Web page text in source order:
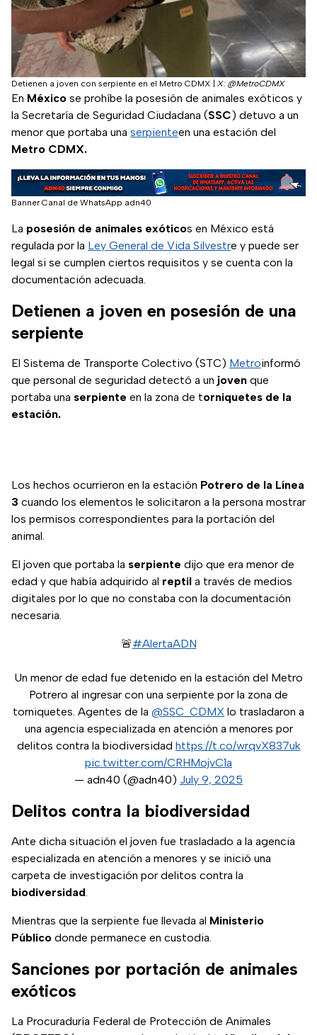
Detienen a joven con serpiente en el Metro CDMX X: @MetroCDMX
En México se prohíbe la posesión de animales exóticos y
la Secretaría de Seguridad Ciudadana (SSC) detuvo a un
menor que portaba una serpienteen una estación del
Metro CDMX.
Banner Canal de WhatsApp adn40
La posesión de animales exóticos en México está
regulada por la Ley General de Vida Silvestre y puede ser
legal si se cumplen ciertos requisitos y se cuenta con la
documentación adecuada.
Detienen a joven en posesión de una
serpiente
El Sistema de Transporte Colectivo (STC) Metroinformó
que personal de seguridad detectó a un joven que
portaba una serpiente en la zona de torniquetes de la
estación.
Los hechos ocurrieron en la estación Potrero de la Línea
3 cuando los elementos le solicitaron a la persona mostrar
los permisos correspondientes para la portación del
animal.
El joven que portaba la serpiente dijo que era menor de
edad y que había adquirido al reptil a través de medios
digitales por lo que no constaba con la documentación
necesaria.
🚨#AlertaADN
Un menor de edad fue detenido en la estación del Metro
Potrero al ingresar con una serpiente por la zona de
torniquetes. Agentes de la @SSC_CDMX lo trasladaron a
una agencia especializada en atención a menores por
delitos contra la biodiversidad https://t.co/wrqvX837uk
pic.twitter.com/CRHMojvC1a
— adn40 (@adn40) July 9, 2025
Delitos contra la biodiversidad
Ante dicha situación el joven fue trasladado a la agencia
especializada en atención a menores y se inició una
carpeta de investigación por delitos contra la
biodiversidad.
Mientras que la serpiente fue llevada al Ministerio
Público donde permanece en custodia.
Sanciones por portación de animales
exóticos
La Procuraduría Federal de Protección de Animales